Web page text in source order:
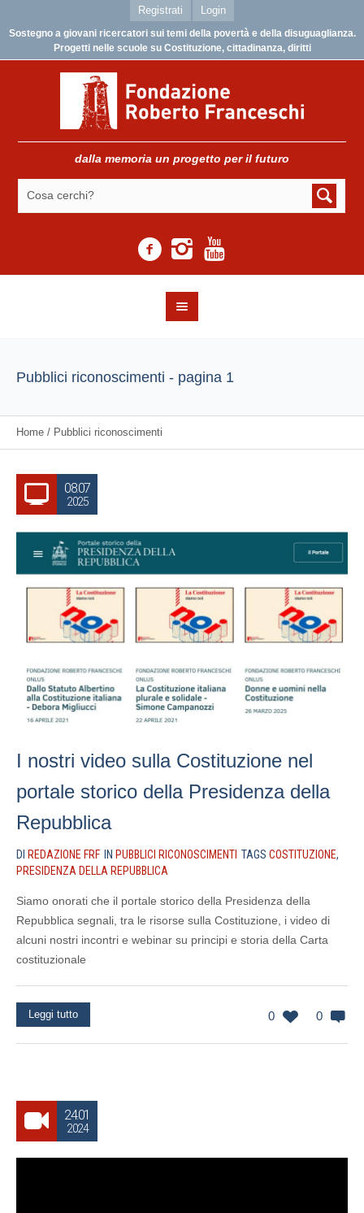
Registrati Login
Sostegno a giovani ricercatori sui temi della povertà e della disuguaglianza.
Progetti nelle scuole su Costituzione, cittadinanza, diritti
dalla memoria un progetto per il futuro
Pubblici riconoscimenti - pagina 1
Home / Pubblici riconoscimenti
08.07
2025
I nostri video sulla Costituzione nel
portale storico della Presidenza della
Repubblica
DI REDAZIONE FRF IN PUBBLICI RICONOSCIMENTI TAGS COSTITUZIONE,
PRESIDENZA DELLA REPUBBLICA
Siamo onorati che il portale storico della Presidenza della
Repubblica segnali, tra le risorse sulla Costituzione, i video di
alcuni nostri incontri e webinar su principi e storia della Carta
costituzionale
0 0
Leggi tutto
24.01
2024